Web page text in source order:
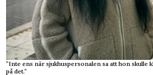
”Inte ens när sjukhusperson­alen sa att hon skulle
på det.”